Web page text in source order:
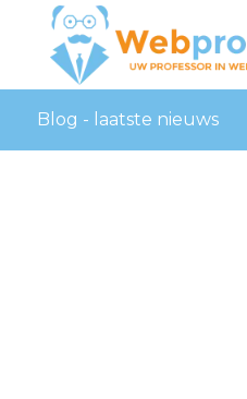
Blog - laatste nieuws